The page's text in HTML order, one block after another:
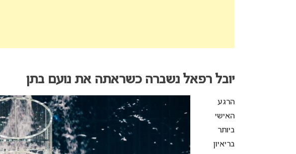
יובל רפאל נשברה כשראתה את נועם בתן
הרגע
האישי
ביותר
בריאיון